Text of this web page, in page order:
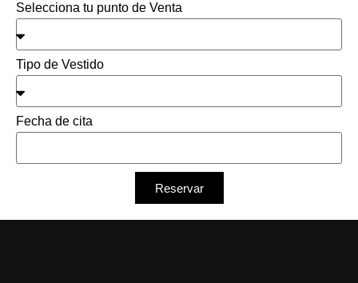
Selecciona tu punto de Venta
Tipo de Vestido
Fecha de cita
Reservar